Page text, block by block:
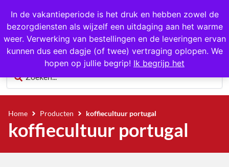
In de vakantieperiode is het druk en hebben zowel de
bezorgdiensten als wijzelf een uitdaging aan het warme
weer. Verwerking van bestellingen en de leveringen ervan
kunnen dus een dagje (of twee) vertraging oplopen. We
hopen op jullie begrip! Ik begrijp het
1000+ producten op voorraad
0
Home Producten koffiecultuur portugal
koffiecultuur portugal